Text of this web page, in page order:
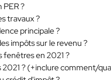
?
travaux ?
principale ?
impôts sur le revenu ?
fenêtres en 2021 ?
? (+inclure comment/